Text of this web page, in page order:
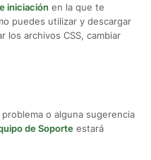
iniciación en la que te
puedes utilizar y descargar
los archivos CSS, cambiar
o alguna sugerencia
de Soporte estará